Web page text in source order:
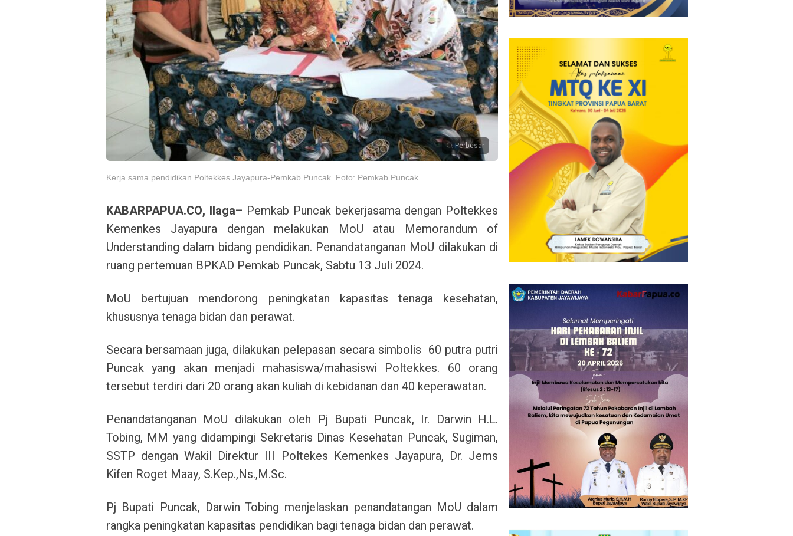
Perbesar
Kerja sama pendidikan Poltekkes Jayapura-Pemkab Puncak. Foto: Pemkab Puncak
KABARPAPUA.CO, Ilaga– Pemkab Puncak bekerjasama dengan Poltekkes
Kemenkes Jayapura dengan melakukan MoU atau Memorandum of
Understanding dalam bidang pendidikan. Penandatanganan MoU dilakukan di
ruang pertemuan BPKAD Pemkab Puncak, Sabtu 13 Juli 2024.
MoU bertujuan mendorong peningkatan kapasitas tenaga kesehatan,
khususnya tenaga bidan dan perawat.
Secara bersamaan juga, dilakukan pelepasan secara simbolis 60 putra putri
Puncak yang akan menjadi mahasiswa/mahasiswi Poltekkes. 60 orang
tersebut terdiri dari 20 orang akan kuliah di kebidanan dan 40 keperawatan.
Penandatanganan MoU dilakukan oleh Pj Bupati Puncak, Ir. Darwin H.L.
Tobing, MM yang didampingi Sekretaris Dinas Kesehatan Puncak, Sugiman,
SSTP dengan Wakil Direktur III Poltekes Kemenkes Jayapura, Dr. Jems
Kifen Roget Maay, S.Kep.,Ns.,M.Sc.
Pj Bupati Puncak, Darwin Tobing menjelaskan penandatangan MoU dalam
rangka peningkatan kapasitas pendidikan bagi tenaga bidan dan perawat.